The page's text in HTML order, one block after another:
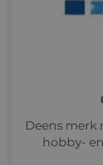
Deens merk
hobby-